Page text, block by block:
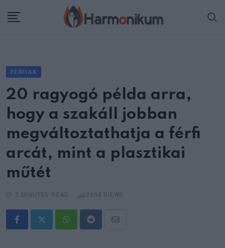
FÉRFIAK
20 ragyogó példa arra,
hogy a szakáll jobban
megváltoztathatja a férfi
arcát, mint a plasztikai
műtét
WhatsappRedditShare